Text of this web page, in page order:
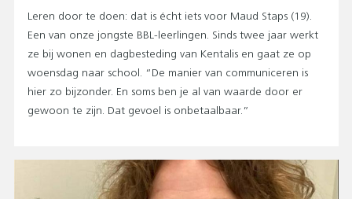
Leren door te doen: dat is écht iets voor Maud Staps (19).
Een van onze jongste BBL-leerlingen. Sinds twee jaar werkt
ze bij wonen en dagbesteding van Kentalis en gaat ze op
woensdag naar school. “De manier van communiceren is
hier zo bijzonder. En soms ben je al van waarde door er
gewoon te zijn. Dat gevoel is onbetaalbaar.”